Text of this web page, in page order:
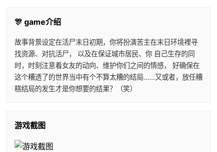
🎊 game介绍
故事背景设定在活尸末日初期，你将扮演苦主在末日环境裡寻
找资源、对抗活尸， 以及在保证城市居民、你 自己生存的同
时，时刻注意着女友的动向、维护你们之间的情感， 好确保在
这个糟透了的世界当中有个不算太糟的结局……又或者，放任糟
糕结局的发生才是你想要的结果？（笑）
游戏截图